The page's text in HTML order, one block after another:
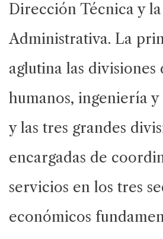
Dirección Técnica y
Administrativa. La
aglutina las divisiones
humanos, ingeniería
y las tres grandes
encargadas de
servicios en los tres
económicos